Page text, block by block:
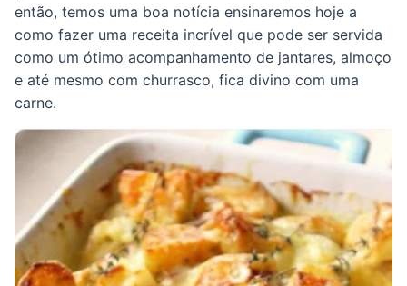
então, temos uma boa notícia ensinaremos hoje a
como fazer uma receita incrível que pode ser servida
como um ótimo acompanhamento de jantares, almoço
e até mesmo com churrasco, fica divino com uma
carne.